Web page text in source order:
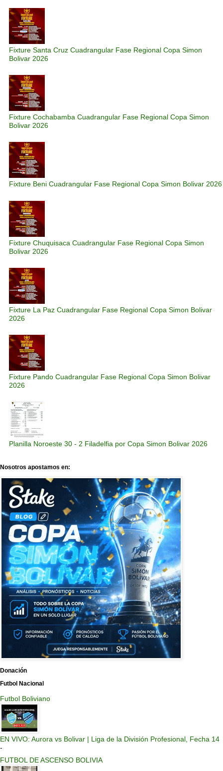
Fixture Santa Cruz Cuadrangular Fase Regional Copa Simon
Bolivar 2026
Fixture Cochabamba Cuadrangular Fase Regional Copa Simon
Bolivar 2026
Fixture Beni Cuadrangular Fase Regional Copa Simon Bolivar 2026
Fixture Chuquisaca Cuadrangular Fase Regional Copa Simon
Bolivar 2026
Fixture La Paz Cuadrangular Fase Regional Copa Simon Bolivar
2026
Fixture Pando Cuadrangular Fase Regional Copa Simon Bolivar
2026
Planilla Noroeste 30 - 2 Filadelfia por Copa Simon Bolivar 2026
Nosotros apostamos en:
Donación
Futbol Nacional
Futbol Boliviano
EN VIVO: Aurora vs Bolivar | Liga de la División Profesional, Fecha 14
-
FUTBOL DE ASCENSO BOLIVIA